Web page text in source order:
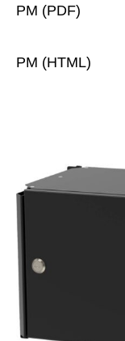
PM (PDF)
PM (HTML)